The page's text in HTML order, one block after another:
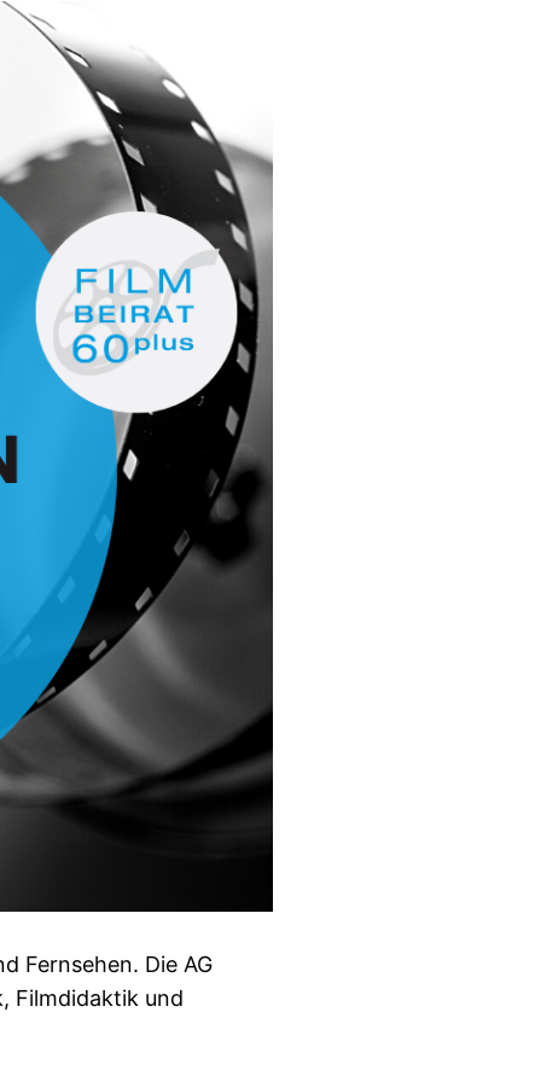
Fernsehen. Die AG
Filmdidaktik und